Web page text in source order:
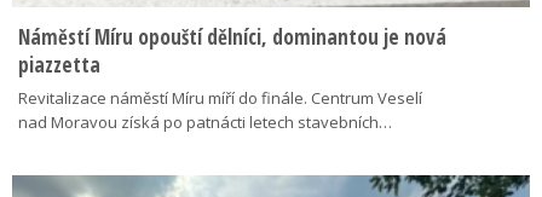
Náměstí Míru opouští dělníci, dominantou je nová
piazzetta
Revitalizace náměstí Míru míří do finále. Centrum Veselí
nad Moravou získá po patnácti letech stavebních…